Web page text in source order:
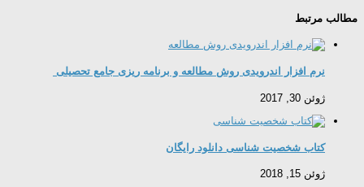
مطالب مرتبط
نرم افزار اندرویدی روش مطالعه و برنامه ریزی جامع تحصیلی
ژوئن 30, 2017
کتاب شخصیت شناسی دانلود رایگان
ژوئن 15, 2018